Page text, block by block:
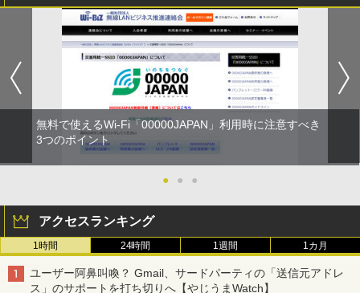
無料で使えるWi-Fi「00000JAPAN」利用時に注意すべき
3つのポイント
● ● ●
アクセスランキング
1時間 24時間 1週間 1カ月
ユーザー阿鼻叫喚？ Gmail、サードパーティの「送信元アドレ
ス」のサポートを打ち切りへ【やじうまWatch】